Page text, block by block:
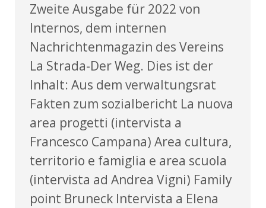
Zweite Ausgabe für 2022 von
Internos, dem internen
Nachrichtenmagazin des Vereins
La Strada-Der Weg. Dies ist der
Inhalt: Aus dem verwaltungsrat
Fakten zum sozialbericht La nuova
area progetti (intervista a
Francesco Campana) Area cultura,
territorio e famiglia e area scuola
(intervista ad Andrea Vigni) Family
point Bruneck Intervista a Elena